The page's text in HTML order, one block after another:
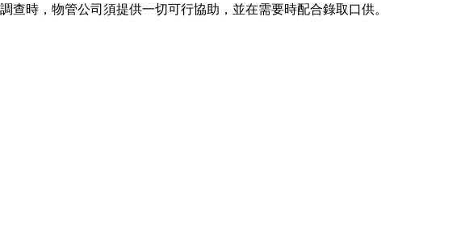
查時，物管公司須提供一切可行協助，並在需要時配合錄取口供。